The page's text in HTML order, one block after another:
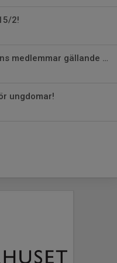
2!
Information till föreningens medlemmar gällande vår tävling!
ungdomar!